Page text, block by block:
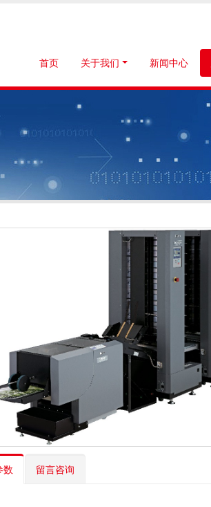
首页 关于我们 新闻中心
数 留言咨询